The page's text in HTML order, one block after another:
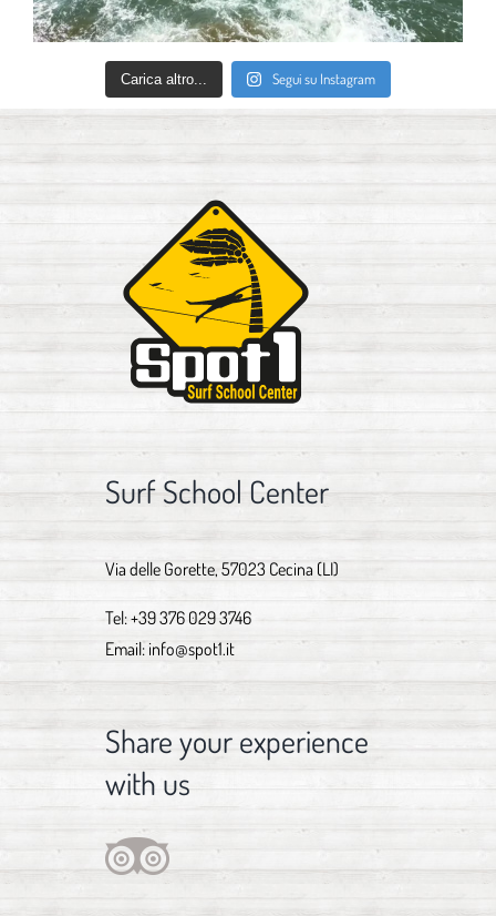
Carica altro... Segui su Instagram
Surf School Center
Via delle Gorette, 57023 Cecina (LI)
Tel:+39 376 029 3746
Email: info@spot1.it
Share your experience
with us